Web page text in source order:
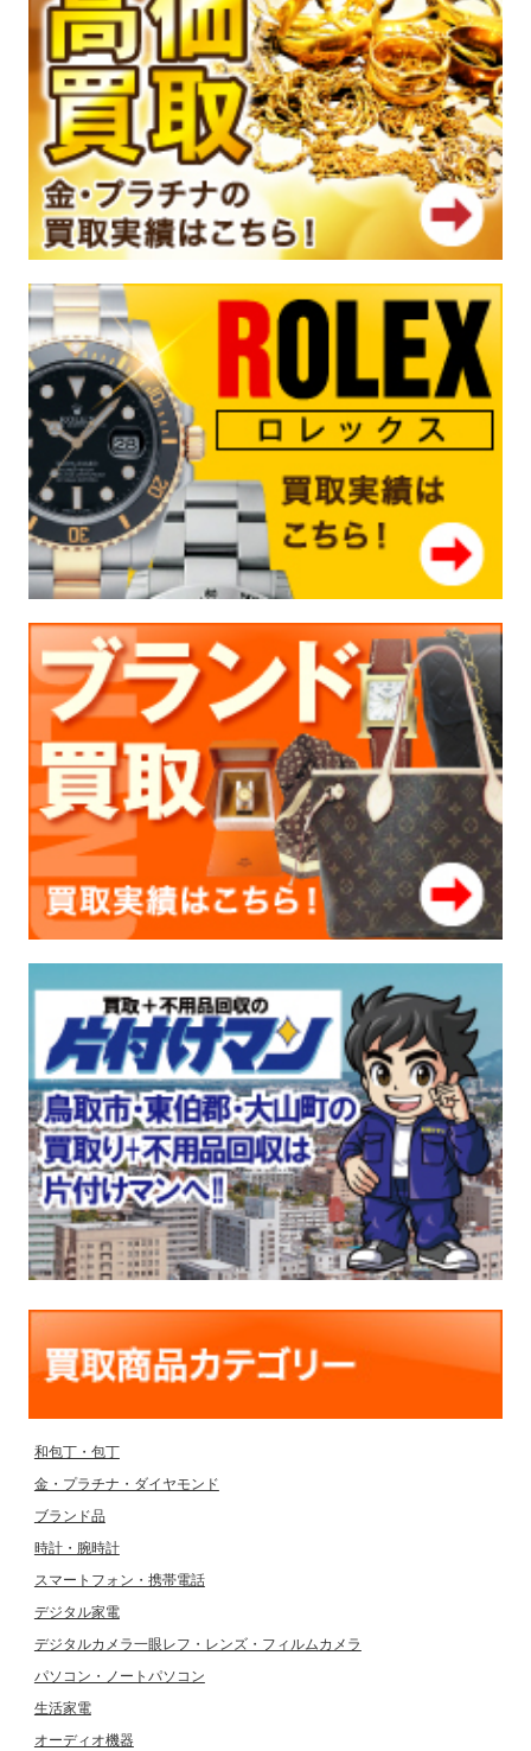
和包丁・包丁
金・プラチナ・ダイヤモンド
ブランド品
時計・腕時計
スマートフォン・携帯電話
デジタル家電
デジタルカメラ一眼レフ・レンズ・フィルムカメラ
パソコン・ノートパソコン
生活家電
オーディオ機器